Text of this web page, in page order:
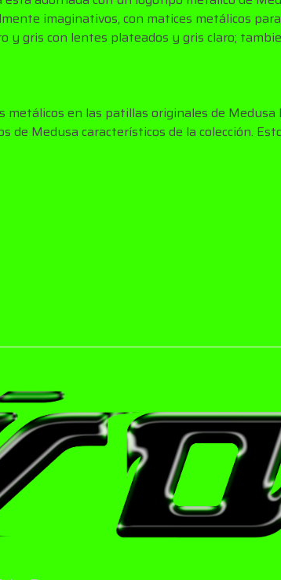
imaginativos, con matices metálicos
y gris con lentes plateados y gris claro;
metálicos en las patillas originales de
Medusa característicos de la colección.